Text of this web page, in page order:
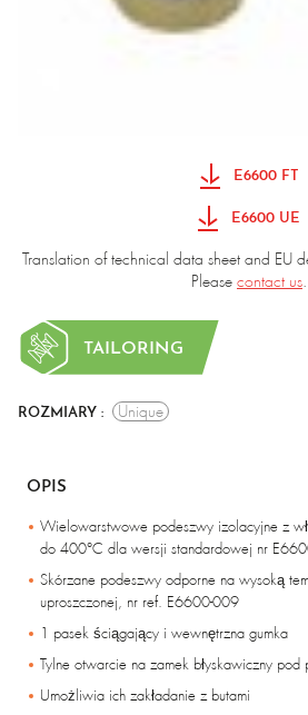
E6600 FT
E6600 UE
Translation of technical data sheet and EU
Please contact us.
TAILORING
ROZMIARY : Unique
OPIS
Wielowarstwowe podeszwy izolacyjne z
do 400°C dla wersji standardowej nr
Skórzane podeszwy odporne na wysoką
uproszczonej, nr ref. E6600-009
1 pasek ściągający i wewnętrzna gumka
Tylne otwarcie na zamek błyskawiczny pod
Umożliwia ich zakładanie z butami